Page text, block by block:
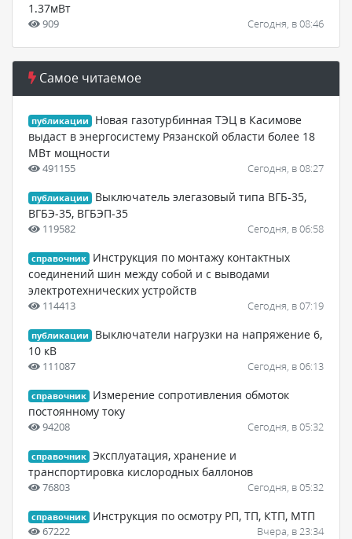
1.37мВт
909 Сегодня, в 08:46
Самое читаемое
публикации
Новая газотурбинная ТЭЦ в Касимове
выдаст в энергосистему Рязанской области более 18
МВт мощности
491155 Сегодня, в 08:27
публикации
Выключатель элегазовый типа ВГБ-35,
ВГБЭ-35, ВГБЭП-35
119582 Сегодня, в 06:58
справочник
Инструкция по монтажу контактных
соединений шин между собой и с выводами
электротехнических устройств
114413 Сегодня, в 07:19
публикации
Выключатели нагрузки на напряжение 6,
10 кВ
111087 Сегодня, в 06:13
справочник
Измерение сопротивления обмоток
постоянному току
94208 Сегодня, в 05:32
справочник Эксплуатация, хранение и
транспортировка кислородных баллонов
76803 Сегодня, в 05:32
справочник Инструкция по осмотру РП, ТП, КТП, МТП
67222 Вчера, в 23:34